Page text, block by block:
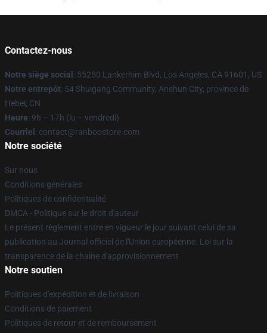
Contactez-nous
Notre siège social : 55250 Lankerhim Blvd, Los Angeles, CA 91601, US
Notre entrepôt: 54 Shuigang Community, Anshun City, province de
Hebei, CN
Heure: 9h – 17h (lu – vendredi)
Courriel : contact@ranboostore.com
Notre société
Sur nous
Conditions générales
Politiques de confidentialité
DMCA - Politique sur le droit d'auteur
Le présent règlement entre en vigueur le jour suivant celui de sa
publication au Journal officiel de l'Union européenne. Loi sur la
transparence de la chaîne d'approvisionnement
Notre soutien
Politiques d'expédition et de livraison
Conditions de paiement
Politiques de retour et de remboursement